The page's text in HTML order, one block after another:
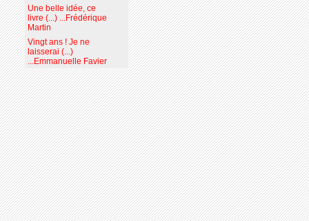
Une belle idée, ce
livre (...) ...Frédérique
Martin
Vingt ans ! Je ne
laisserai (...)
...Emmanuelle Favier